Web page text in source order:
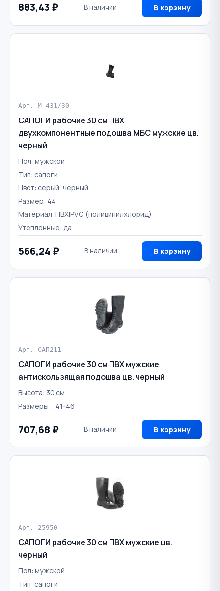
883,43 ₽ В наличии В корзину
Арт. М 431/30
САПОГИ рабочие 30 см ПВХ
двухкомпонентные подошва МБС мужские цв.
черный
Пол: мужской
Тип: сапоги
Цвет: серый, черный
Размер: 44
Материал: ПВХ|PVC (поливинилхлорид)
Утепленные: да
566,24 ₽ В наличии В корзину
Арт. САП211
САПОГИ рабочие 30 см ПВХ мужские
антискользящая подошва цв. черный
Высота: 30 см
Размеры: : 41-46
707,68 ₽ В наличии В корзину
Арт. 25950
САПОГИ рабочие 30 см ПВХ мужские цв.
черный
Пол: мужской
Тип: сапоги